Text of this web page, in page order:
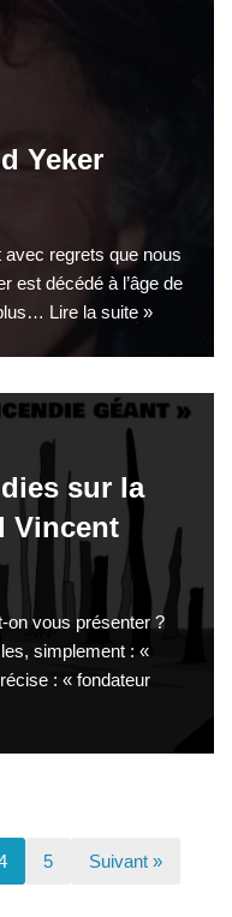
Yeker
avec regrets que nous
est décédé à l’âge de
Lire la suite »
sur la
Vincent
on vous présenter ?
simplement : «
: « fondateur
5 Suivant »